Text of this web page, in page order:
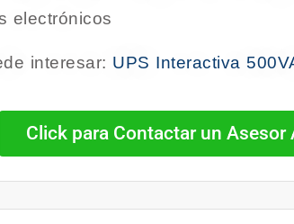
electrónicos
interesar: UPS Interactiva
Click para Contactar un Asesor